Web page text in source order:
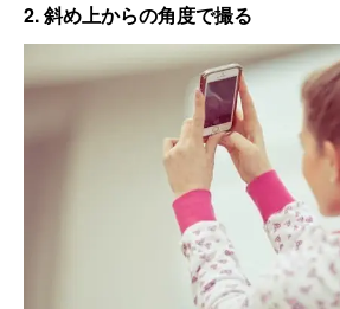
2. 斜め上からの角度で撮る